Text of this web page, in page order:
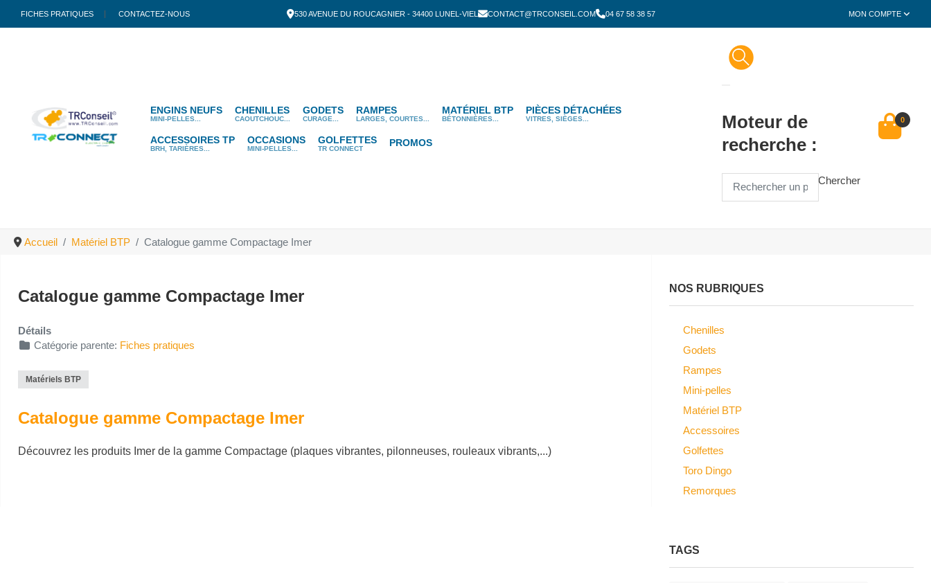
FICHES PRATIQUES CONTACTEZ-NOUS 530 AVENUE DU ROUCAGNIER - 34400 LUNEL-VIEL CONTACT@TRCONSEIL.COM 04 67 58 38 57 MON COMPTE
ENGINS NEUFS
MINI-PELLES...
CHENILLES
CAOUTCHOUC...
GODETS
CURAGE...
RAMPES
LARGES, COURTES...
MATÉRIEL BTP
BÉTONNIÈRES...
PIÈCES DÉTACHÉES
VITRES, SIÈGES...
ACCESSOIRES TP
BRH, TARIÈRES...
OCCASIONS
MINI-PELLES...
GOLFETTES
TR CONNECT PROMOS
Moteur de
recherche :
Chercher
0
Accueil Matériel BTP Catalogue gamme Compactage Imer
Catalogue gamme Compactage Imer
Détails
Catégorie parente: Fiches pratiques
Matériels BTP
Catalogue gamme Compactage Imer
Découvrez les produits Imer de la gamme Compactage (plaques vibrantes, pilonneuses, rouleaux vibrants,...)
NOS RUBRIQUES
Chenilles
Godets
Rampes
Mini-pelles
Matériel BTP
Accessoires
Golfettes
Toro Dingo
Remorques
TAGS